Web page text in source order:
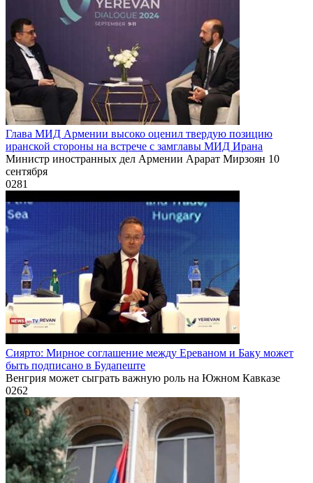
Глава МИД Армении высоко оценил твердую позицию
иранской стороны на встрече с замглавы МИД Ирана
Министр иностранных дел Армении Арарат Мирзоян 10
сентября
0281
Сиярто: Мирное соглашение между Ереваном и Баку может
быть подписано в Будапеште
Венгрия может сыграть важную роль на Южном Кавказе
0262